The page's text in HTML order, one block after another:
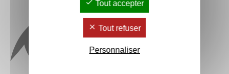
Tout accepter
Tout refuser
Personnaliser